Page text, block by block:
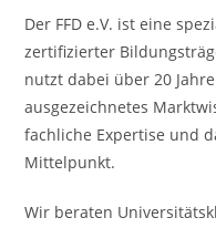
Der FFD e.V. ist eine
zertifizierter
nutzt dabei über 20
ausgezeichnetes
fachliche Expertise und
Mittelpunkt.
Wir beraten